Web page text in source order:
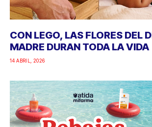
CON LEGO, LAS FLORES DEL
MADRE DURAN TODA LA VIDA
14 ABRIL, 2026